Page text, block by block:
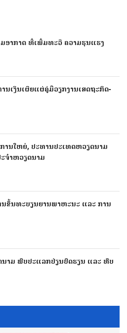
ອາກາດ ທີ່ເພີ່ມທະວີ ຄວາມຮຸນແຮງ
ນເງິນເຜີຍແຜ່ຄູ່ມືວຽກງານເສດຖະກິດ-
ານໃຫຍ່, ປະທານປະເທດຫວຽດນາມ
ຈຳຫວຽດນາມ
ຂຶ້ນທະບຽນຍານພາຫະນະ ແລະ ການ
າມ ພົບປະແລກປ່ຽນບົດຮຽນ ແລະ ທົບ